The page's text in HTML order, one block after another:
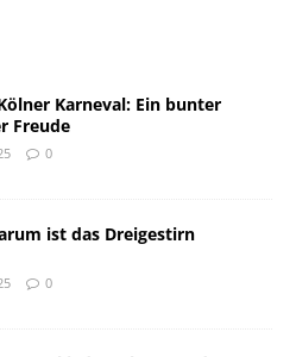
Karneval: Ein bunter
Freude
0
ist das Dreigestirn
0